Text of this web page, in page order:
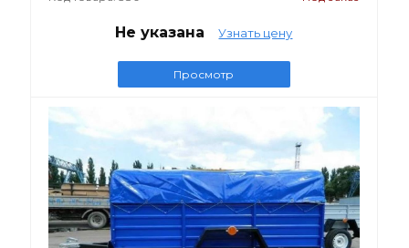
Не указана Узнать цену
Просмотр